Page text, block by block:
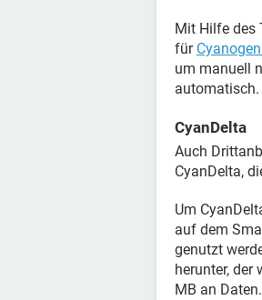
Mit Hilfe des
für
um manuell
automatisch.
CyanDelta
Auch
CyanDelta,
Um
auf dem
genutzt
herunter, der
MB an